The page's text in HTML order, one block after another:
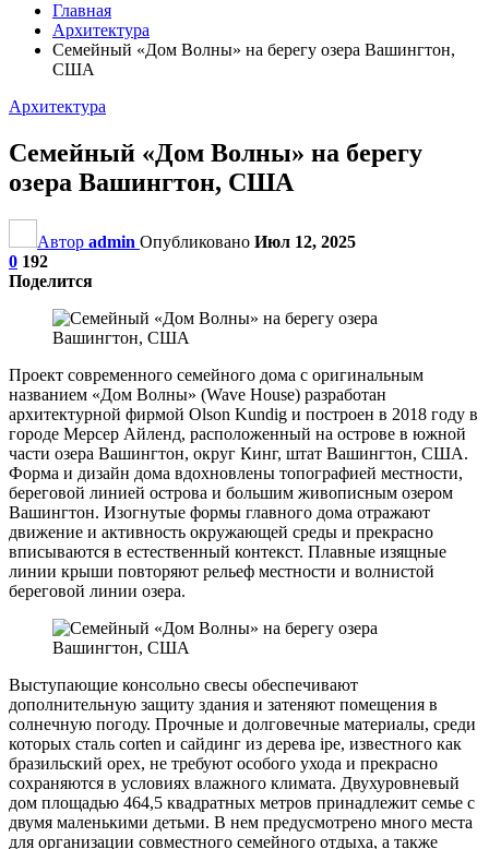
Главная
Архитектура
Семейный «Дом Волны» на берегу озера Вашингтон,
США
Архитектура
Семейный «Дом Волны» на берегу
озера Вашингтон, США
Автор admin Опубликовано Июл 12, 2025
0 192
Поделится
Проект современного семейного дома с оригинальным
названием «Дом Волны» (Wave House) разработан
архитектурной фирмой Olson Kundig и построен в 2018 году в
городе Мерсер Айленд, расположенный на острове в южной
части озера Вашингтон, округ Кинг, штат Вашингтон, США.
Форма и дизайн дома вдохновлены топографией местности,
береговой линией острова и большим живописным озером
Вашингтон. Изогнутые формы главного дома отражают
движение и активность окружающей среды и прекрасно
вписываются в естественный контекст. Плавные изящные
линии крыши повторяют рельеф местности и волнистой
береговой линии озера.
Выступающие консольно свесы обеспечивают
дополнительную защиту здания и затеняют помещения в
солнечную погоду. Прочные и долговечные материалы, среди
которых сталь corten и сайдинг из дерева ipe, известного как
бразильский орех, не требуют особого ухода и прекрасно
сохраняются в условиях влажного климата. Двухуровневый
дом площадью 464,5 квадратных метров принадлежит семье с
двумя маленькими детьми. В нем предусмотрено много места
для организации совместного семейного отдыха, а также